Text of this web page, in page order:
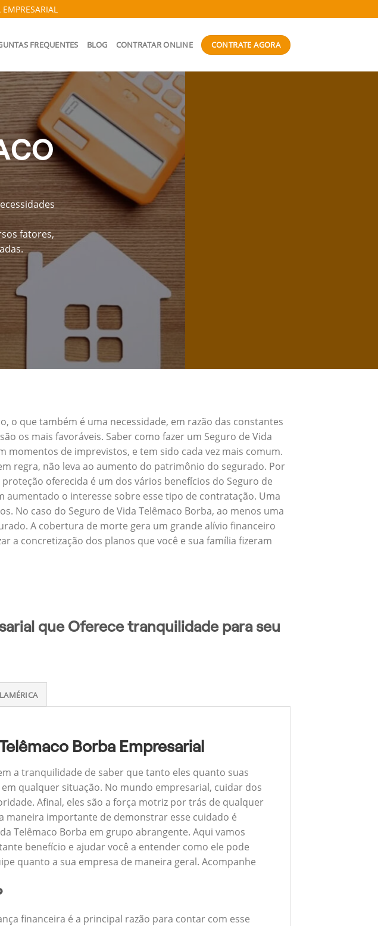
FREQUENTES BLOG CONTRATAR ONLINE CONTRATE AGORA
fatores,
o que também é uma necessidade, em razão das constantes
os mais favoráveis. Saber como fazer um Seguro de Vida
de imprevistos, e tem sido cada vez mais comum.
regra, não leva ao aumento do patrimônio do segurado. Por
oferecida é um dos vários benefícios do Seguro de
o interesse sobre esse tipo de contratação. Uma
No caso do Seguro de Vida Telêmaco Borba, ao menos uma
A cobertura de morte gera um grande alívio financeiro
a concretização dos planos que você e sua família fizeram
que Oferece tranquilidade para seu
Borba Empresarial
a tranquilidade de saber que tanto eles quanto suas
qualquer situação. No mundo empresarial, cuidar dos
Afinal, eles são a força motriz por trás de qualquer
maneira importante de demonstrar esse cuidado é
Telêmaco Borba em grupo abrangente. Aqui vamos
benefício e ajudar você a entender como ele pode
quanto a sua empresa de maneira geral. Acompanhe
financeira é a principal razão para contar com esse